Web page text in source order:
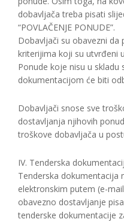
dobavljača treba pisati
“POVLAČENJE PONUDE”.
Dobavljači su obavezni da
kriterijima koji su utvrđeni
Ponude koje nisu u
dokumentacijom će biti
Dobavljači snose sve
dostavljanja njihovih
troškove dobavljača u
IV. Tenderska
Tenderska dokumentacija
elektronskim putem (e-
obavezno dostavljanje
tenderske dokumentacije